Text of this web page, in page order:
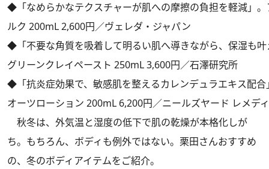
◆「なめらかなテクスチャーが肌への摩擦の負担を軽減」。
ルク 200mL 2,600円／ヴェレダ・ジャパン
◆「不要な角質を吸着して明るい肌へ導きながら、保湿も
グリーンクレイペースト 250mL 3,600円／石澤研究所
◆「抗炎症効果で、敏感肌を整えるカレンデュラエキス配
オーツローション 200mL 6,200円／ニールズヤード レメデ
秋冬は、外気温と湿度の低下で肌の乾燥が本格化しが
ち。もちろん、ボディも例外ではない。栗田さんおすすめ
の、冬のボディアイテムをご紹介。